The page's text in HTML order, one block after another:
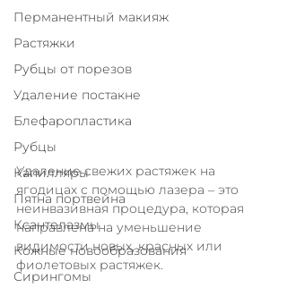
Перманентный макияж
Растяжки
Рубцы от порезов
Удаление постакне
Блефаропластика
Рубцы
Капилляры
Пятна портвейна
Ксантелазмы
Кожные новообразования
Сирингомы
Удаление свежих растяжек на
ягодицах с помощью лазера – это
неинвазивная процедура, которая
направлена на уменьшение
видимости новых, красных или
фиолетовых растяжек.